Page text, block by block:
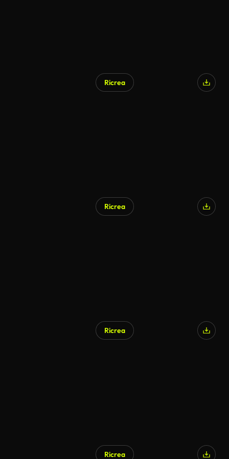
Ricrea
Ricrea
Ricrea
Ricrea